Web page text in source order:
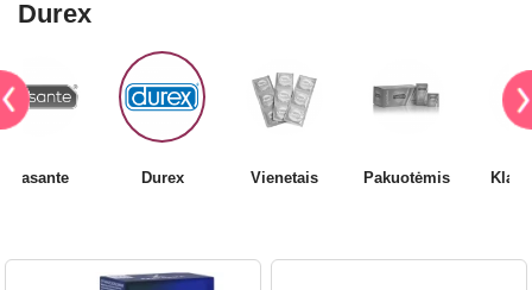
Durex
Pasante Durex Vienetais Pakuotėmis